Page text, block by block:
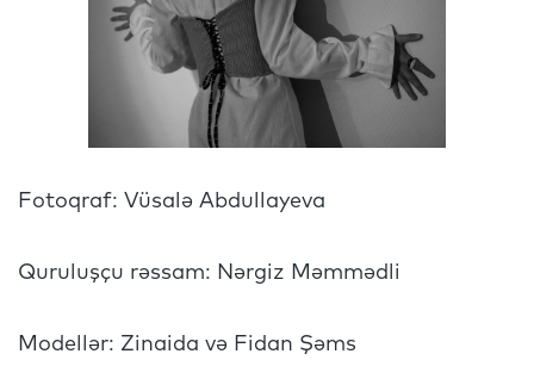
Fotoqraf: Vüsalə Abdullayeva
Quruluşçu rəssam: Nərgiz Məmmədli
Modellər: Zinaida və Fidan Şəms